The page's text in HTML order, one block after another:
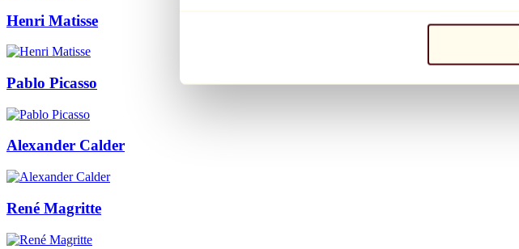
Henri Matisse
Pablo Picasso
Alexander Calder
René Magritte